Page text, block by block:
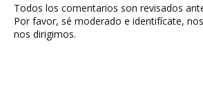
Todos los comentarios son revisados
Por favor, sé moderado e identifícate,
nos dirigimos.